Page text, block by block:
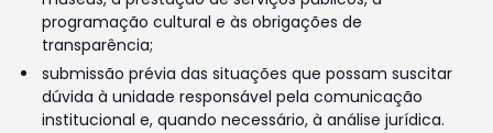
programação cultural e às obrigações de
transparência;
submissão prévia das situações que possam suscitar
dúvida à unidade responsável pela comunicação
institucional e, quando necessário, à análise jurídica.